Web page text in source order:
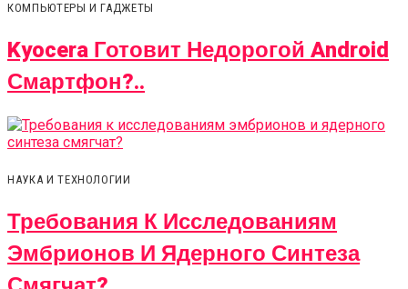
КОМПЬЮТЕРЫ И ГАДЖЕТЫ
Kyocera Готовит Недорогой Android
Смартфон?..
НАУКА И ТЕХНОЛОГИИ
Требования К Исследованиям
Эмбрионов И Ядерного Синтеза